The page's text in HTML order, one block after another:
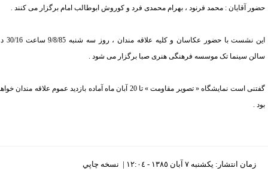
آقایان : محمد فرنود ، بهرام محمدی فرد و کوروش ابوطالب امام برگزار می کنند .
این نشست با حضور عکاسان و کلیه علاقه مندان ، روز سه شنبه 9/8/85 ساعت 30/16 در
سینما تک موسسه فرهنگی هنری صبا برگزار می شود .
گفتنی است نمایشگاه « تصویر مقاومت » تا 20 آبان ماه آماده بازدید عموم علاقه مندان خواهد
.
زمان انتشار: يکشنبه ٧ آبان ١٣٨٥ - ١٢:٠٤ | نسخه چاپي